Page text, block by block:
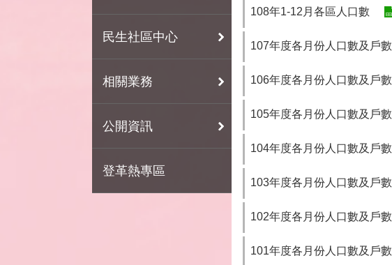
民生社區中心
相關業務
公開資訊
登革熱專區
108年1-12月各區人口數
107年度各月份人口數及戶數
106年度各月份人口數及戶數
105年度各月份人口數及戶數
104年度各月份人口數及戶數
103年度各月份人口數及戶數
102年度各月份人口數及戶數
101年度各月份人口數及戶數